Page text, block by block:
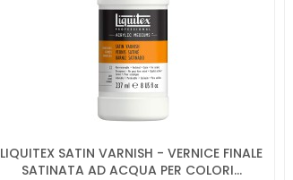
LIQUITEX SATIN VARNISH - VERNICE FINALE
SATINATA AD ACQUA PER COLORI...